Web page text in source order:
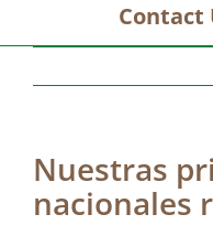
Contact
Nuestras
nacionales